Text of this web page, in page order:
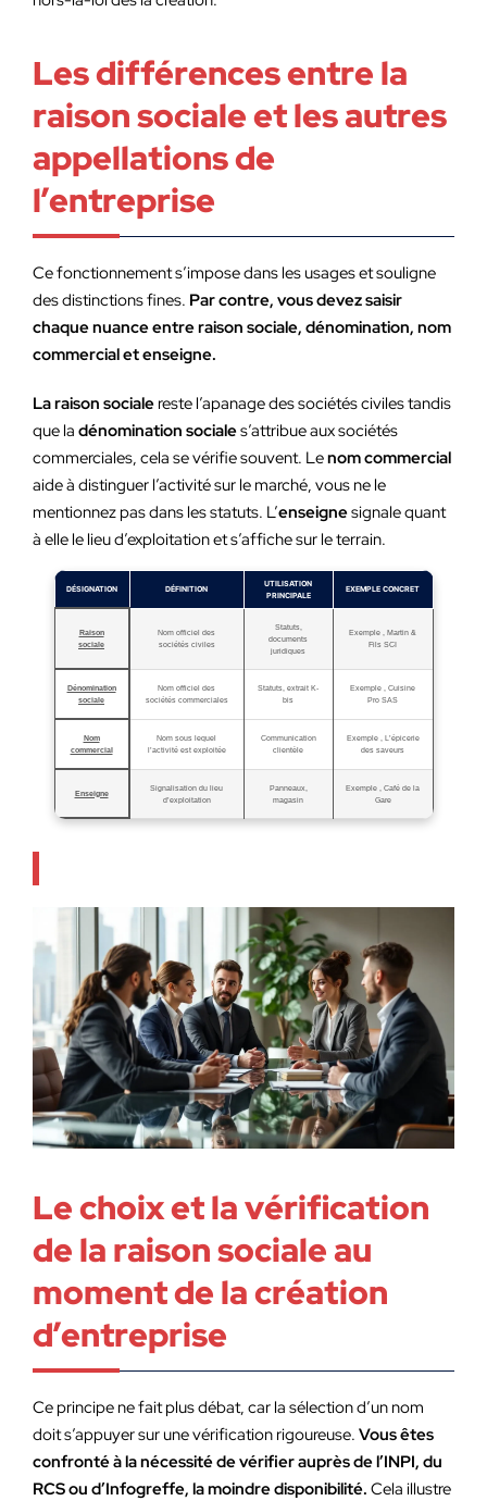
Les différences entre la
raison sociale et les autres
appellations de
l’entreprise
Ce fonctionnement s’impose dans les usages et souligne
des distinctions fines. Par contre, vous devez saisir
chaque nuance entre raison sociale, dénomination, nom
commercial et enseigne.
La raison sociale reste l’apanage des sociétés civiles tandis
que la dénomination sociales’attribue aux sociétés
commerciales, cela se vérifie souvent. Lenom commercial
aide à distinguer l’activité sur le marché, vous ne le
mentionnez pas dans les statuts. L’enseignesignale quant
à elle le lieu d’exploitation et s’affiche sur le terrain.
DÉSIGNATION DÉFINITION
UTILISATION
PRINCIPALE
EXEMPLE CONCRET
Raison
sociale
Nom officiel des
sociétés civiles
Statuts,
documents
juridiques
Exemple , Martin &
Fils SCI
Dénomination
sociale
Nom officiel des
sociétés commerciales
Statuts, extrait K-
bis
Exemple , Cuisine
Pro SAS
Nom
commercial
Nom sous lequel
l’activité est exploitée
Communication
clientèle
Exemple , L’épicerie
des saveurs
Enseigne
Signalisation du lieu
d’exploitation
Panneaux,
magasin
Exemple , Café de la
Gare
Le choix et la vérification
de la raison sociale au
moment de la création
d’entreprise
Ce principe ne fait plus débat, car la sélection d’un nom
doit s’appuyer sur une vérification rigoureuse. Vous êtes
confronté à la nécessité de vérifier auprès de l’INPI, du
RCS ou d’Infogreffe, la moindre disponibilité. Cela illustre